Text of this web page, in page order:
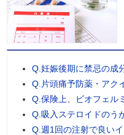
Q.妊娠後期に禁忌の成
Q.片頭痛予防薬・アク
Q.保険上、ビオフェル
Q.吸入ステロイドのう
Q.週1回の注射で良い